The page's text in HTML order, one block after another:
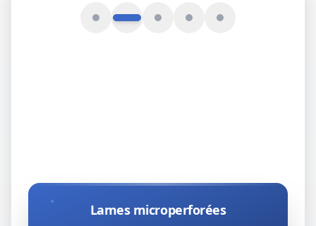
Lames microperforées